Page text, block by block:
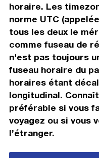
horaire. Les
norme UTC
tous les deux le
comme fuseau de
n'est pas toujours
fuseau horaire du
horaires étant
longitudinal.
préférable si vous
voyagez ou si vous
l’étranger.